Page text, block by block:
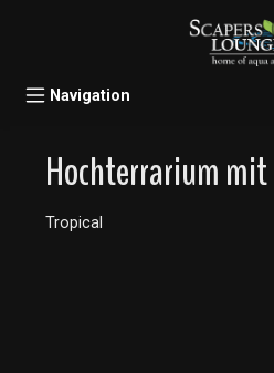
Navigation
Hochterrarium
Tropical